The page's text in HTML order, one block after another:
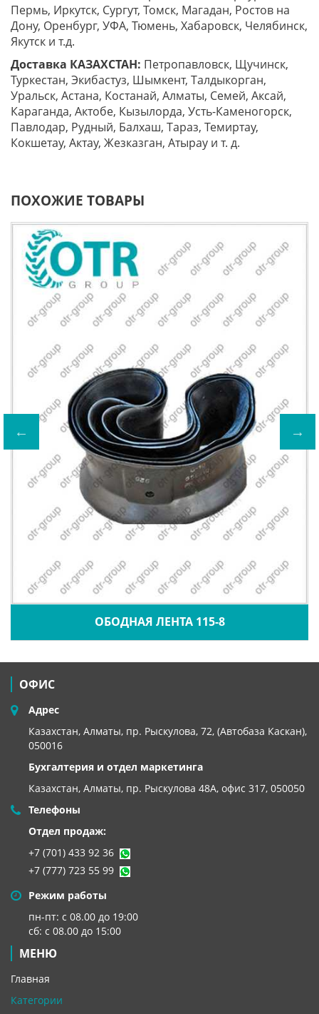
Пермь, Иркутск, Сургут, Томск, Магадан, Ростов на
Дону, Оренбург, УФА, Тюмень, Хабаровск, Челябинск,
Якутск и т.д.
Доставка КАЗАХСТАН: Петропавловск, Щучинск,
Туркестан, Экибастуз, Шымкент, Талдыкорган,
Уральск, Астана, Костанай, Алматы, Семей, Аксай,
Караганда, Актобе, Кызылорда, Усть-Каменогорск,
Павлодар, Рудный, Балхаш, Тараз, Темиртау,
Кокшетау, Актау, Жезказган, Атырау и т. д.
ПОХОЖИЕ ТОВАРЫ
ОБОДНАЯ ЛЕНТА 115-8
ОФИС
Адрес
Казахстан, Алматы, пр. Рыскулова, 72, (Автобаза Каскан),
050016
Бухгалтерия и отдел маркетинга
Казахстан, Алматы, пр. Рыскулова 48А, офис 317, 050050
Телефоны
Отдел продаж:
+7 (701) 433 92 36
+7 (777) 723 55 99
Режим работы
пн-пт: с 08.00 до 19:00
сб: с 08.00 до 15:00
МЕНЮ
Главная
Категории